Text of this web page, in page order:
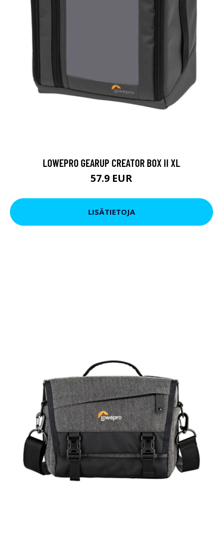
LOWEPRO GEARUP CREATOR BOX II XL
57.9 EUR
LISÄTIETOJA